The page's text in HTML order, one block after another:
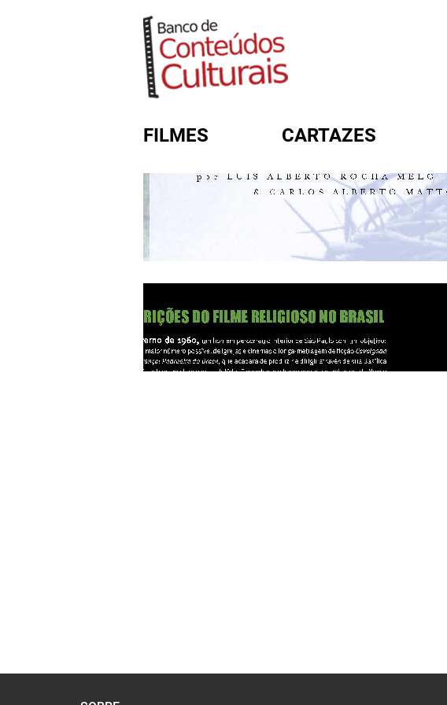
FILMES CARTAZES
FORMULÁRIO DE BUSCA